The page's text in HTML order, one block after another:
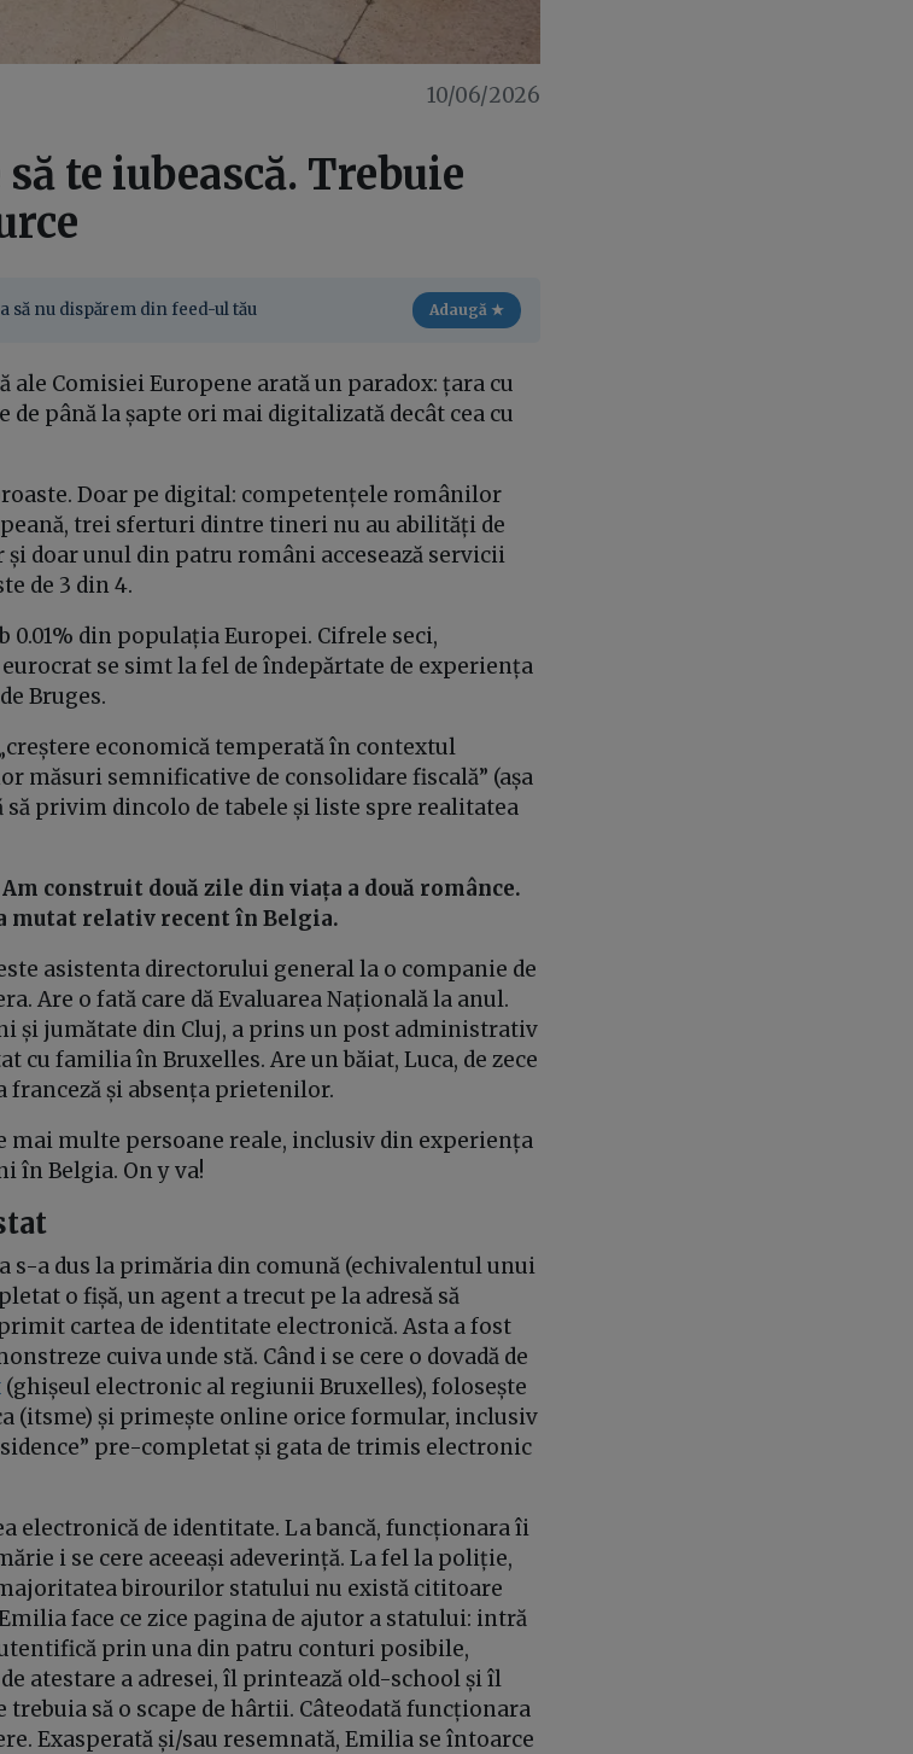
10/06/2026
te iubească. Trebuie
să nu dispărem din feed-ul tău Adaugă ★
ale Comisiei Europene arată un paradox: țara cu
de până la șapte ori mai digitalizată decât cea cu
Doar pe digital: competențele românilor
trei sferturi dintre tineri nu au abilități de
doar unul din patru români accesează servicii
de 3 din 4.
0.01% din populația Europei. Cifrele seci,
se simt la fel de îndepărtate de experiența
Bruges.
economică temperată în contextul
măsuri semnificative de consolidare fiscală” (așa
privim dincolo de tabele și liste spre realitatea
construit două zile din viața a două românce.
mutat relativ recent în Belgia.
asistenta directorului general la o companie de
Are o fată care dă Evaluarea Națională la anul.
și jumătate din Cluj, a prins un post administrativ
cu familia în Bruxelles. Are un băiat, Luca, de zece
franceză și absența prietenilor.
mai multe persoane reale, inclusiv din experiența
în Belgia. On y va!
s-a dus la primăria din comună (echivalentul unui
o fișă, un agent a trecut pe la adresă să
cartea de identitate electronică. Asta a fost
cuiva unde stă. Când i se cere o dovadă de
(ghișeul electronic al regiunii Bruxelles), folosește
(itsme) și primește online orice formular, inclusiv
pre-completat și gata de trimis electronic
electronică de identitate. La bancă, funcționara îi
i se cere aceeași adeverință. La fel la poliție,
birourilor statului nu există cititoare
Emilia face ce zice pagina de ajutor a statului: intră
prin una din patru conturi posibile,
atestare a adresei, îl printează old-school și îl
trebuia să o scape de hârtii. Câteodată funcționara
Exasperată și/sau resemnată, Emilia se întoarce